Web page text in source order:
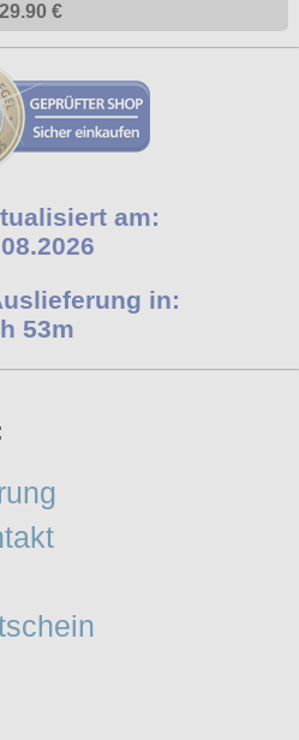
29.90 €
am:
in:
53m